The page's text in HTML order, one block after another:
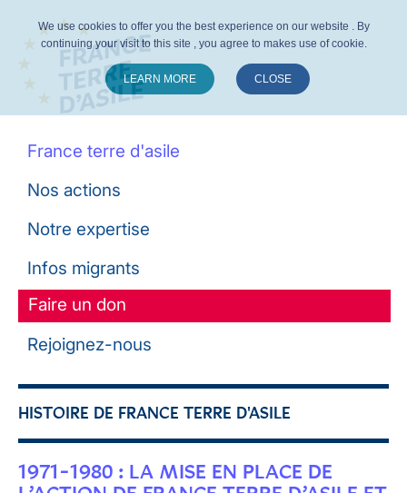
France terre d'asile
Nos actions
Notre expertise
Infos migrants
Faire un don
Rejoignez-nous
HISTOIRE DE FRANCE TERRE D'ASILE
1971-1980 : LA MISE EN PLACE DE
We use cookies to offer you the best experience on our website . By
continuing your visit to this site , you agree to makes use of cookie.
LEARN MORE CLOSE